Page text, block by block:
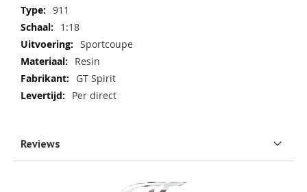
911
1:18
Sportcoupe
Resin
GT Spirit
Per direct
Reviews